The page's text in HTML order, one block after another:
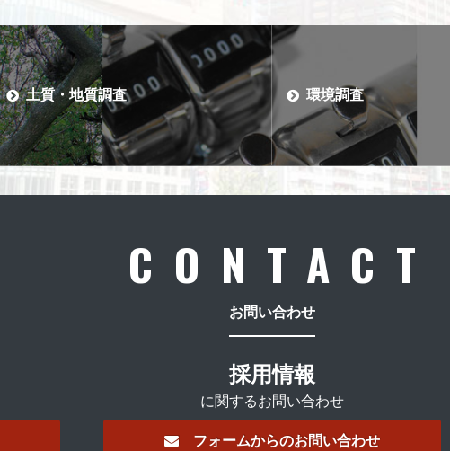
土質・地質調査 環境調査
CONTACT
お問い合わせ
採用情報
に関するお問い合わせ
フォームからのお問い合わせ